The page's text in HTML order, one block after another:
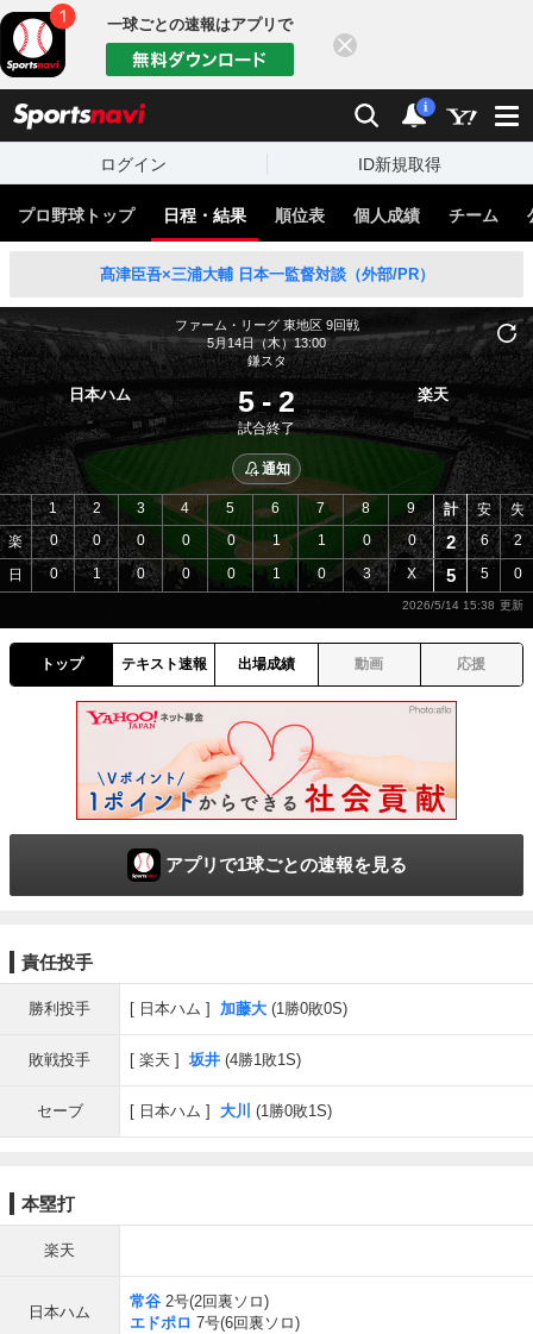
一球ごとの速報はアプリで
検索 通知
i
ログイン ID新規取得
プロ野球トップ 日程・結果 順位表 個人成績 チーム
髙津臣吾×三浦大輔 日本一監督対談（外部/PR）
ファーム・リーグ 東地区 9回戦
5月14日（木）13:00
鎌スタ
日本ハム 5 - 2
試合終了
楽天
通知
楽
日
1 2 3 4 5 6 7 8
9
0
0 0 0 0 1 1 0
0
0
1 0 0 0 1 0 3 X
計 安 失
2 6 2
5 5 0
2026/5/14 15:38
トップ テキスト速報 出場成績 動画 応援
アプリで1球ごとの速報を見る
責任投手
勝利投手 日本ハム 加藤大 (1勝0敗0S)
敗戦投手 楽天 坂井 (4勝1敗1S)
セーブ 日本ハム 大川 (1勝0敗1S)
本塁打
楽天
日本ハム
常谷 2号(2回裏ソロ)
エドポロ 7号(6回裏ソロ)